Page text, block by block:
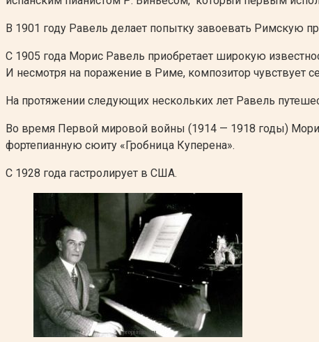
В 1901 году Равель делает попытку завоевать Римскую
С 1905 года Морис Равель приобретает широкую
И несмотря на поражение в Риме, композитор чувствует
На протяжении следующих нескольких лет Равель
Во время Первой мировой войны (1914 — 1918 годы)
фортепианную сюиту «Гробница Куперена».
С 1928 года гастролирует в США.